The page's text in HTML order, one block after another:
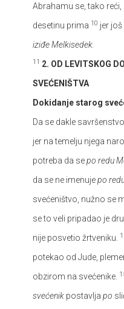
Abrahamu se, tako reći,
desetinu prima 10 jer
iziđe Melkisedek.
11 2. OD LEVITSKOG
SVEĆENIŠTVA
Dokidanje starog
Da se dakle
jer na temelju njega
potreba da sepo redu
da se ne imenujepo
svećeništvo, nužno se
se to veli pripadao je
nije posvetio žrtveniku.
potekao od Jude,
obzirom na svećenike.
svećenik postavlja po